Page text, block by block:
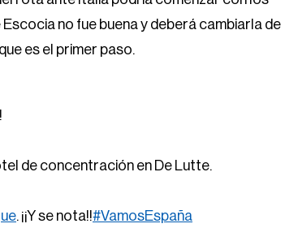
no fue buena y deberá cambiarla de
es el primer paso.
de concentración en De Lutte.
. ¡¡Y se nota!!#VamosEspaña